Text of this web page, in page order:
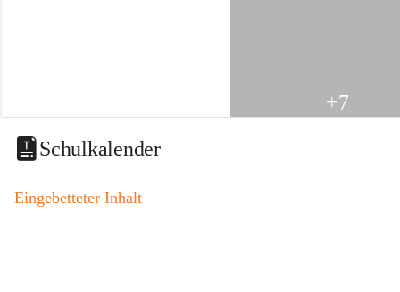
i
t
a
o
+7
Schulkalender
Eingebetteter Inhalt